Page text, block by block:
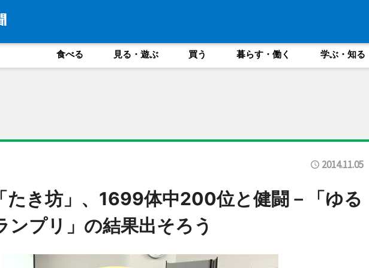
食べる 見る・遊ぶ 買う 暮らす・働く 学ぶ・知る
2014.11.05
たき坊」、1699体中200位と健闘－「ゆる
ンプリ」の結果出そろう